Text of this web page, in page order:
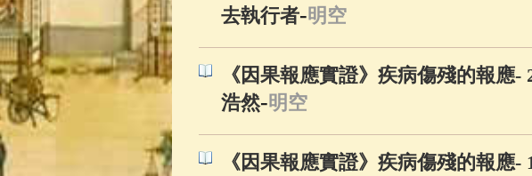
去執行者-明空
《因果報應實證》疾病傷殘的報應
浩然-明空
《因果報應實證》疾病傷殘的報應